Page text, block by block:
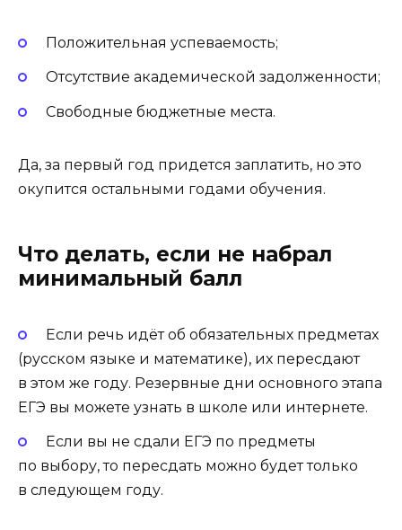
Положительная успеваемость;
Отсутствие академической задолженности;
Свободные бюджетные места.
Да, за первый год придется заплатить, но это
окупится остальными годами обучения.
Что делать, если не набрал
минимальный балл
Если речь идёт об обязательных предметах
(русском языке и математике), их пересдают
в этом же году. Резервные дни основного этапа
ЕГЭ вы можете узнать в школе или интернете.
Если вы не сдали ЕГЭ по предметы
по выбору, то пересдать можно будет только
в следующем году.